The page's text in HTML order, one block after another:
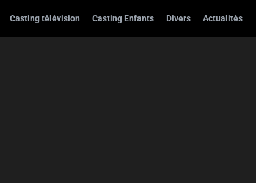
Casting télévision Casting Enfants Divers Actualités